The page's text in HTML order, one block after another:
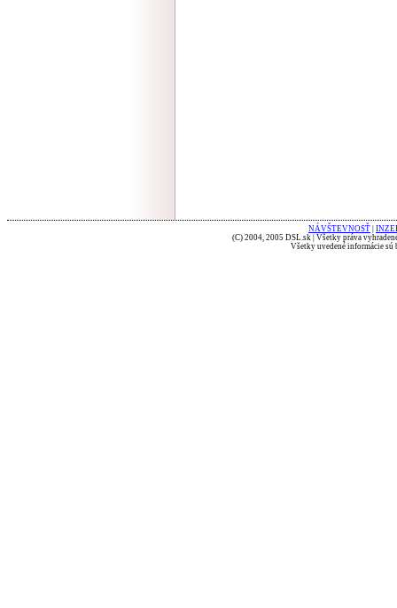
NÁVŠTEVNOSŤ
(C) 2004, 2005 DSL.sk | Všetky práva
Všetky uvedené informácie sú